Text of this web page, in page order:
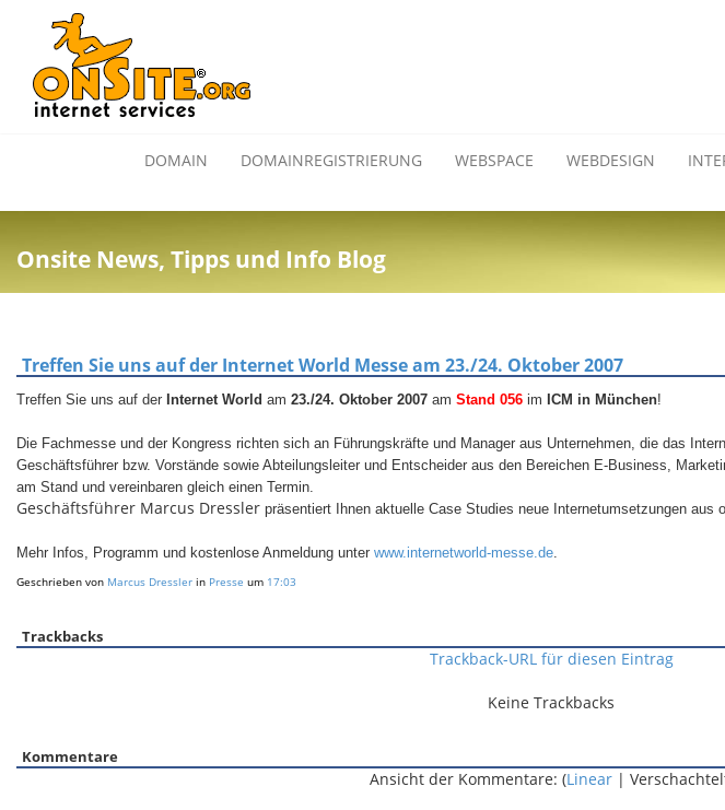
DOMAIN DOMAINREGISTRIERUNG WEBSPACE WEBDESIGN
Onsite News, Tipps und Info Blog
Treffen Sie uns auf der Internet World Messe am 23./24. Oktober 2007
Treffen Sie uns auf der Internet World am 23./24. Oktober 2007 am Stand 056 im ICM in München!
Die Fachmesse und der Kongress richten sich an Führungskräfte und Manager aus Unternehmen, die das
Geschäftsführer bzw. Vorstände sowie Abteilungsleiter und Entscheider aus den Bereichen E-Business,
am Stand und vereinbaren gleich einen Termin.
Geschäftsführer Marcus Dressler präsentiert Ihnen aktuelle Case Studies neue Internetumsetzungen aus
Mehr Infos, Programm und kostenlose Anmeldung unter www.internetworld-messe.de.
Geschrieben von Marcus Dressler in Presse um 17:03
Trackbacks
Trackback-URL für diesen Eintrag
Keine Trackbacks
Kommentare
Ansicht der Kommentare: (Linear|